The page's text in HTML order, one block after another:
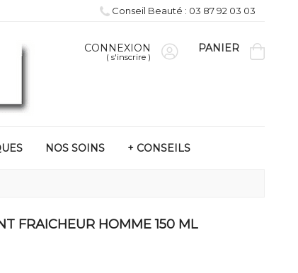
CONNEXION
( s'inscrire )
PANIER
NOS SOINS + CONSEILS
FRAICHEUR HOMME 150 ML
Conseil Beauté : 03 87 92 03 03